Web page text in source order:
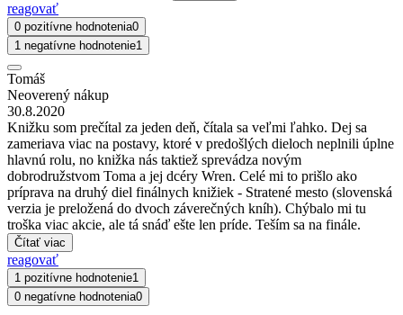
reagovať
0 pozitívne hodnotenia0
1 negatívne hodnotenie1
Tomáš
Neoverený nákup
30.8.2020
Knižku som prečítal za jeden deň, čítala sa veľmi ľahko. Dej sa
zameriava viac na postavy, ktoré v predošlých dieloch neplnili úplne
hlavnú rolu, no knižka nás taktiež sprevádza novým
dobrodružstvom Toma a jej dcéry Wren. Celé mi to prišlo ako
príprava na druhý diel finálnych knižiek - Stratené mesto (slovenská
verzia je preložená do dvoch záverečných kníh). Chýbalo mi tu
troška viac akcie, ale tá snáď ešte len príde. Teším sa na finále.
Čítať viac
reagovať
1 pozitívne hodnotenie1
0 negatívne hodnotenia0